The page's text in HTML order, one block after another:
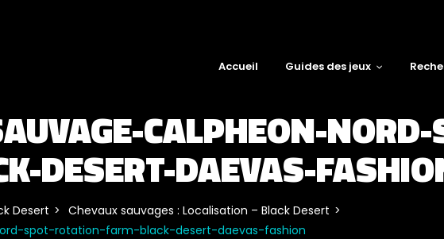
Accueil Guides des jeux
CALPHEON-
DESERT-DAEVAS-
Desert
Chevaux sauvages : Localisation – Black Desert
spot-rotation-farm-black-desert-daevas-fashion